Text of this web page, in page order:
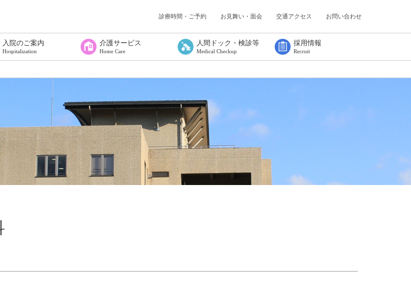
診療時間・ご予約 お見舞い・面会 交通アクセス お問い合わせ
入院のご案内
Hospitalization
介護サービス
Home Care
人間ドック・検診等
Medical Checkup
採用情報
Recruit